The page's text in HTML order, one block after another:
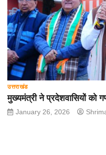
उत्तराखंड
मुख्यमंत्री ने प्रदेशवासियों को
January 26, 2026